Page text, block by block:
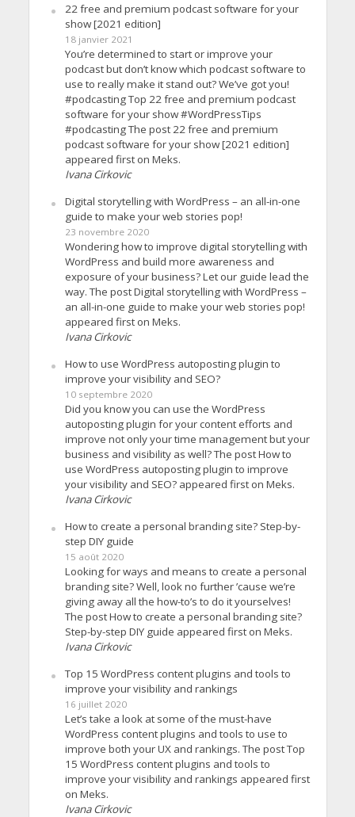
22 free and premium podcast software for your
show [2021 edition]
18 janvier 2021
You’re determined to start or improve your
podcast but don’t know which podcast software to
use to really make it stand out? We’ve got you!
#podcasting Top 22 free and premium podcast
software for your show #WordPressTips
#podcasting The post 22 free and premium
podcast software for your show [2021 edition]
appeared first on Meks.
Ivana Cirkovic
Digital storytelling with WordPress – an all-in-one
guide to make your web stories pop!
23 novembre 2020
Wondering how to improve digital storytelling with
WordPress and build more awareness and
exposure of your business? Let our guide lead the
way. The post Digital storytelling with WordPress –
an all-in-one guide to make your web stories pop!
appeared first on Meks.
Ivana Cirkovic
How to use WordPress autoposting plugin to
improve your visibility and SEO?
10 septembre 2020
Did you know you can use the WordPress
autoposting plugin for your content efforts and
improve not only your time management but your
business and visibility as well? The post How to
use WordPress autoposting plugin to improve
your visibility and SEO? appeared first on Meks.
Ivana Cirkovic
How to create a personal branding site? Step-by-
step DIY guide
15 août 2020
Looking for ways and means to create a personal
branding site? Well, look no further ’cause we’re
giving away all the how-to’s to do it yourselves!
The post How to create a personal branding site?
Step-by-step DIY guide appeared first on Meks.
Ivana Cirkovic
Top 15 WordPress content plugins and tools to
improve your visibility and rankings
16 juillet 2020
Let’s take a look at some of the must-have
WordPress content plugins and tools to use to
improve both your UX and rankings. The post Top
15 WordPress content plugins and tools to
improve your visibility and rankings appeared first
on Meks.
Ivana Cirkovic